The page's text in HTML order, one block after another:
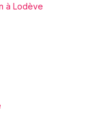
à Lodève